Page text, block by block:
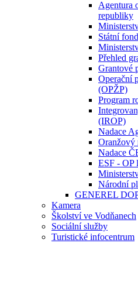
Agentura
republiky
Státní
Přehled
Grantové
Operační
(OPŽP)
Program
(IROP)
Nadace
Oranžový
Nadace
ESF - OP
Národní
GENEREL
Kamera
Školství ve Vodňanech
Sociální služby
Turistické infocentrum